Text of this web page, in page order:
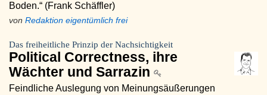
Boden.“ (Frank Schäffler)
von Redaktion eigentümlich frei
Das freiheitliche Prinzip der Nachsichtigkeit
Political Correctness, ihre
Wächter und Sarrazin
Feindliche Auslegung von Meinungsäußerungen